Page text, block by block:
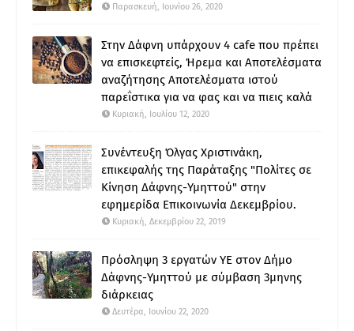
Παρασκευή, Ιουνίου 26, 2020
Στην Δάφνη υπάρχουν 4 cafe που πρέπει
να επισκεφτείς, Ήρεμα και Αποτελέσματα
αναζήτησης Αποτελέσματα ιστού
παρεΐστικα για να φας και να πιεις καλά
Κυριακή, Ιουλίου 12, 2020
Συνέντευξη Όλγας Χριστινάκη,
επικεφαλής της Παράταξης "Πολίτες σε
Κίνηση Δάφνης-Υμηττού" στην
εφημερίδα Επικοινωνία Δεκεμβρίου.
Κυριακή, Δεκεμβρίου 22, 2019
Πρόσληψη 3 εργατών ΥΕ στον Δήμο
Δάφνης-Υμηττού με σύμβαση 3μηνης
διάρκειας
Δευτέρα, Ιουνίου 22, 2020